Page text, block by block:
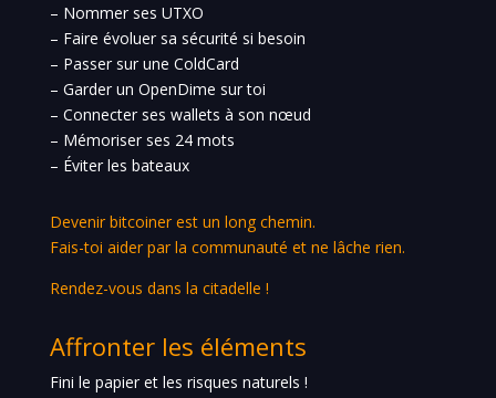
– Nommer ses UTXO
– Faire évoluer sa sécurité si besoin
– Passer sur une ColdCard
– Garder un OpenDime sur toi
– Connecter ses wallets à son nœud
– Mémoriser ses 24 mots
– Éviter les bateaux
Devenir bitcoiner est un long chemin.
Fais-toi aider par la communauté et ne lâche rien.
Rendez-vous dans la citadelle !
Affronter les éléments
Fini le papier et les risques naturels !